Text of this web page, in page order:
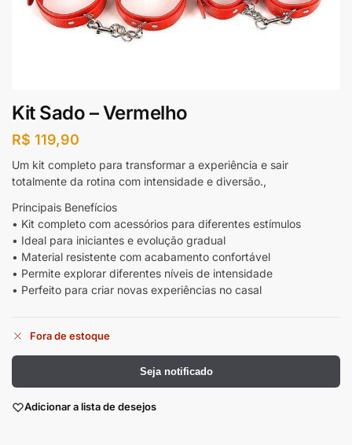
Kit Sado – Vermelho
R$ 119,90
Um kit completo para transformar a experiência e sair
totalmente da rotina com intensidade e diversão.,
Principais Benefícios
• Kit completo com acessórios para diferentes estímulos
• Ideal para iniciantes e evolução gradual
• Material resistente com acabamento confortável
• Permite explorar diferentes níveis de intensidade
• Perfeito para criar novas experiências no casal
Fora de estoque
Seja notificado
Adicionar a lista de desejos